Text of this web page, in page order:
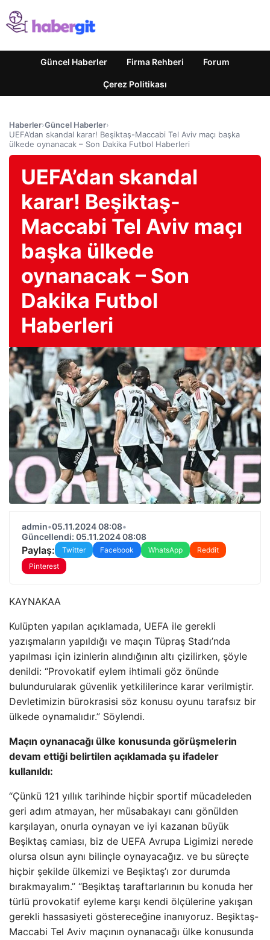
Güncel Haberler Firma Rehberi Forum
Çerez Politikası
Haberler›Güncel Haberler›
UEFA’dan skandal karar! Beşiktaş-Maccabi Tel Aviv maçı başka
ülkede oynanacak – Son Dakika Futbol Haberleri
UEFA’dan skandal
karar! Beşiktaş-
Maccabi Tel Aviv maçı
başka ülkede
oynanacak – Son
Dakika Futbol
Haberleri
admin•05.11.2024 08:08•
Güncellendi: 05.11.2024 08:08
Paylaş: Twitter Facebook WhatsApp
Reddit
Pinterest
KAYNAKAA
Kulüpten yapılan açıklamada, UEFA ile gerekli
yazışmaların yapıldığı ve maçın Tüpraş Stadı’nda
yapılması için izinlerin alındığının altı çizilirken, şöyle
denildi: “Provokatif eylem ihtimali göz önünde
bulundurularak güvenlik yetkililerince karar verilmiştir.
Devletimizin bürokrasisi söz konusu oyunu tarafsız bir
ülkede oynamalıdır.” Söylendi.
Maçın oynanacağı ülke konusunda görüşmelerin
devam ettiği belirtilen açıklamada şu ifadeler
kullanıldı:
“Çünkü 121 yıllık tarihinde hiçbir sportif mücadeleden
geri adım atmayan, her müsabakayı canı gönülden
karşılayan, onurla oynayan ve iyi kazanan büyük
Beşiktaş camiası, biz de UEFA Avrupa Ligimizi nerede
olursa olsun aynı bilinçle oynayacağız. ve bu süreçte
hiçbir şekilde ülkemizi ve Beşiktaş’ı zor durumda
bırakmayalım.” “Beşiktaş taraftarlarının bu konuda her
türlü provokatif eyleme karşı kendi ölçülerine yakışan
gerekli hassasiyeti göstereceğine inanıyoruz. Beşiktaş-
Maccabi Tel Aviv maçının oynanacağı ülke konusunda